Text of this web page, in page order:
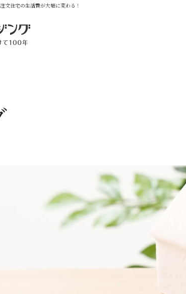
文住宅の生活費が大幅に変わる！